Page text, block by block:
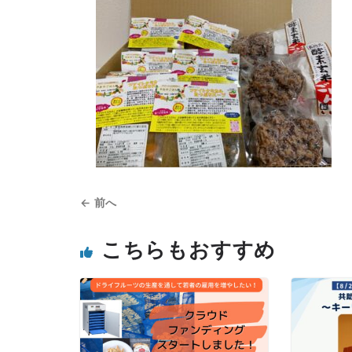
← 前へ
こちらもおすすめ